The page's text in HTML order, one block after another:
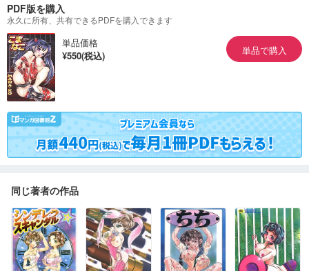
PDF版を購入
永久に所有、共有できるPDFを購入できます
単品価格
¥550(税込)
単品で購入
同じ著者の作品